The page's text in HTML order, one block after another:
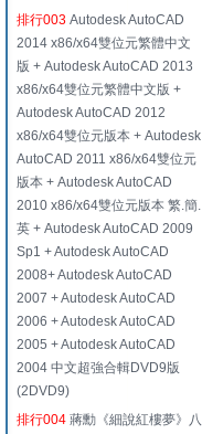
排行003 Autodesk AutoCAD
2014 x86/x64雙位元繁體中文
版 + Autodesk AutoCAD 2013
x86/x64雙位元繁體中文版 +
Autodesk AutoCAD 2012
x86/x64雙位元版本 + Autodesk
AutoCAD 2011 x86/x64雙位元
版本 + Autodesk AutoCAD
2010 x86/x64雙位元版本 繁.簡.
英 + Autodesk AutoCAD 2009
Sp1 + Autodesk AutoCAD
2008+ Autodesk AutoCAD
2007 + Autodesk AutoCAD
2006 + Autodesk AutoCAD
2005 + Autodesk AutoCAD
2004 中文超強合輯DVD9版
(2DVD9)
排行004 蔣勳《細說紅樓夢》八